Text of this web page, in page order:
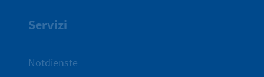
Servizi
Notdienste